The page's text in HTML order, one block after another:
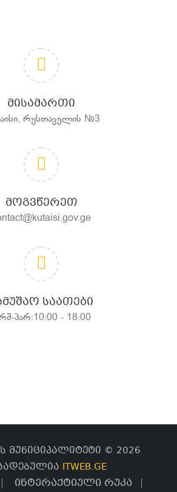
ᲛᲘᲡᲐᲛᲐᲠᲗᲘ
რუსთაველის №3
ᲛᲝᲒᲕᲬᲔᲠᲔᲗ
ᲡᲐᲐᲗᲔᲑᲘ
პარ:10:00 - 18:00
მუნიციპალიტეტი © 2026
ITWEB.GE
ინტერაქტიული რუკა